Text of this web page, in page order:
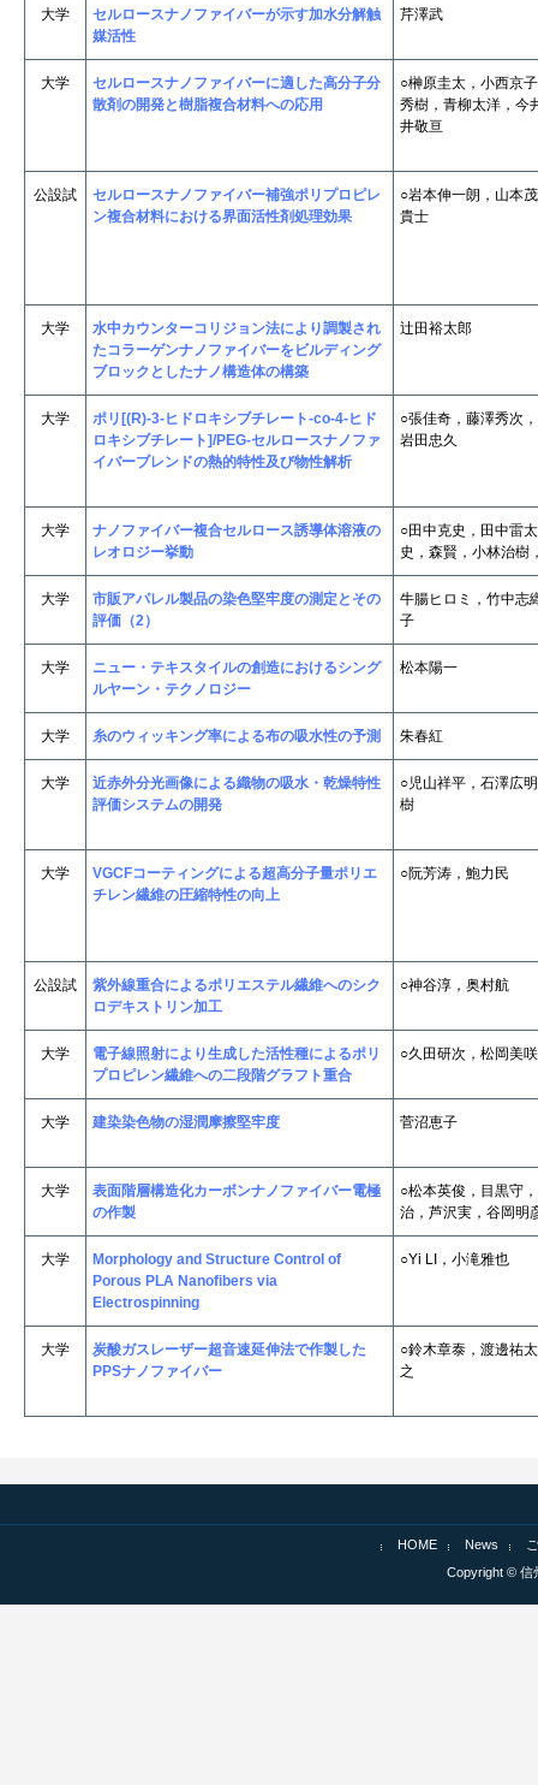
大学
セルロースナノファイバーが示す加水分解触
媒活性
芹澤武
大学
セルロースナノファイバーに適した高分子分
散剤の開発と樹脂複合材料への応用
○榊原圭太，小西京
秀樹，青柳太洋，今
井敬亘
公設試
セルロースナノファイバー補強ポリプロピレ
ン複合材料における界面活性剤処理効果
○岩本伸一朗，山本
貴士
大学
水中カウンターコリジョン法により調製され
たコラーゲンナノファイバーをビルディング
ブロックとしたナノ構造体の構築
辻田裕太郎
大学
ポリ[(R)-3-ヒドロキシブチレート-co-4-ヒド
ロキシブチレート]/PEG-セルロースナノファ
イバーブレンドの熱的特性及び物性解析
○張佳奇，藤澤秀次
岩田忠久
大学
ナノファイバー複合セルロース誘導体溶液の
レオロジー挙動
○田中克史，田中雷
史，森賢，小林治樹
大学
市販アパレル製品の染色堅牢度の測定とその
評価（2）
牛腸ヒロミ，竹中志
子
大学
ニュー・テキスタイルの創造におけるシング
ルヤーン・テクノロジー
松本陽一
大学 糸のウィッキング率による布の吸水性の予測 朱春紅
大学
近赤外分光画像による織物の吸水・乾燥特性
評価システムの開発
○児山祥平，石澤広
樹
大学
VGCFコーティングによる超高分子量ポリエ
チレン繊維の圧縮特性の向上
○阮芳涛，鮑力民
公設試
紫外線重合によるポリエステル繊維へのシク
ロデキストリン加工
○神谷淳，奥村航
大学
電子線照射により生成した活性種によるポリ
プロピレン繊維への二段階グラフト重合
○久田研次，松岡美咲
大学 建染染色物の湿潤摩擦堅牢度 菅沼恵子
大学
表面階層構造化カーボンナノファイバー電極
の作製
○松本英俊，目黒守
治，芦沢実，谷岡明
大学
Morphology and Structure Control of
Porous PLA Nanofibers via
Electrospinning
○Yi LI，小滝雅也
大学
炭酸ガスレーザー超音速延伸法で作製した
PPSナノファイバー
○鈴木章泰，渡邊祐
之
HOME News
Copyright © 信